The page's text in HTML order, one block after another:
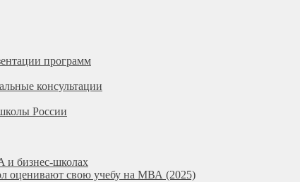
программ
консультации
России
и бизнес-школах
оценивают свою учебу на МВА (2025)